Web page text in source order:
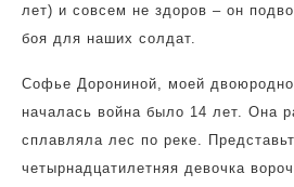
лет) и совсем не здоров – он
боя для наших солдат.
Софье Дорониной, моей
началась война было 14 лет. Она
сплавляла лес по реке.
четырнадцатилетняя девочка